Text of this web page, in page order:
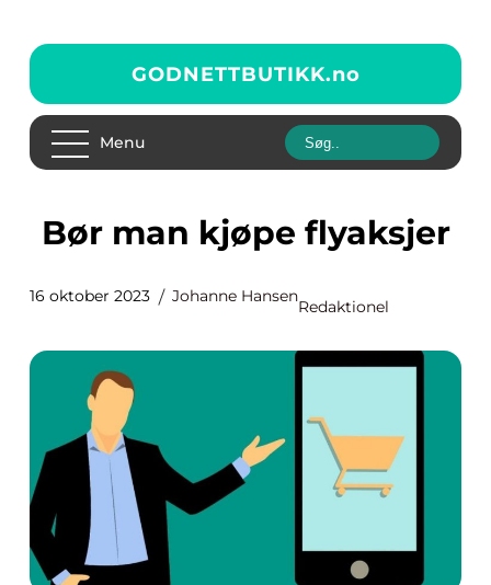
GODNETTBUTIKK.no
Menu
Bør man kjøpe flyaksjer
16 oktober 2023 Johanne Hansen
Redaktionel